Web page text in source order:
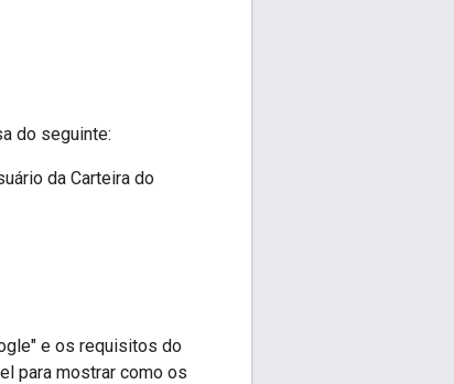
do seguinte:
da Carteira do
e os requisitos do
para mostrar como os